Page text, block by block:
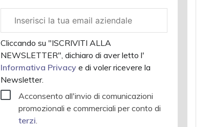
aziendale
Cliccando su "ISCRIVITI ALLA
NEWSLETTER", dichiaro di aver letto l'
Informativa Privacy e di voler ricevere la
Newsletter.
Acconsento all'invio di comunicazioni
promozionali e commerciali per conto di
terzi.